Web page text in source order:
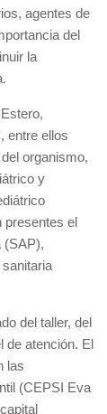
agentes de
del
la
entre ellos
organismo,
y
presentes el
(SAP),
del taller, del
de atención. El
las
(CEPSI Eva